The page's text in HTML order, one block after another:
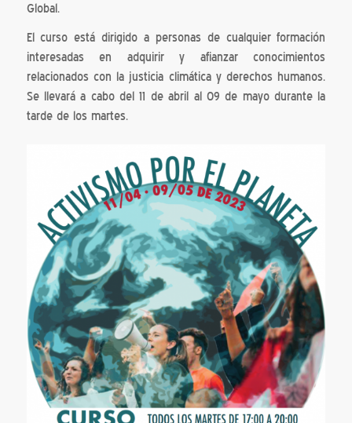
Global.
El curso está dirigido a personas de cualquier formación
interesadas en adquirir y afianzar conocimientos
relacionados con la justicia climática y derechos humanos.
Se llevará a cabo del 11 de abril al 09 de mayo durante la
tarde de los martes.